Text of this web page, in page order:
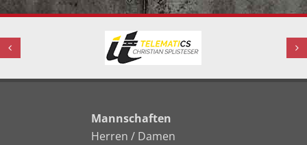
Mannschaften
Herren / Damen